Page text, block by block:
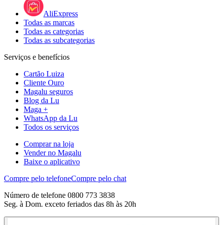
AliExpress
Todas as marcas
Todas as categorias
Todas as subcategorias
Serviços e benefícios
Cartão Luiza
Cliente Ouro
Magalu seguros
Blog da Lu
Maga +
WhatsApp da Lu
Todos os serviços
Comprar na loja
Vender no Magalu
Baixe o aplicativo
Compre pelo telefoneCompre pelo chat
Número de telefone 0800 773 3838
Seg. à Dom. exceto feriados das 8h às 20h